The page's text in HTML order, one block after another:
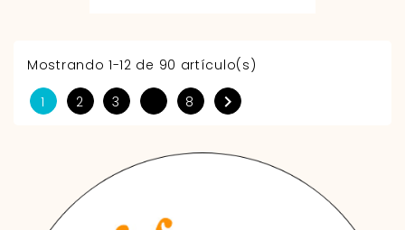
Mostrando 1-12 de 90 artículo(s)
1 2 3 8 